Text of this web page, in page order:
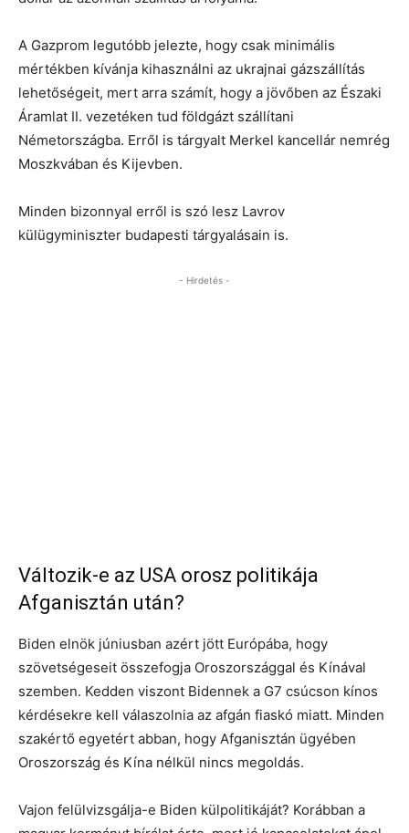
A Gazprom legutóbb jelezte, hogy csak minimális
mértékben kívánja kihasználni az ukrajnai gázszállítás
lehetőségeit, mert arra számít, hogy a jövőben az Északi
Áramlat II. vezetéken tud földgázt szállítani
Németországba. Erről is tárgyalt Merkel kancellár nemrég
Moszkvában és Kijevben.
Minden bizonnyal erről is szó lesz Lavrov
külügyminiszter budapesti tárgyalásain is.
- Hirdetés -
Változik-e az USA orosz politikája
Afganisztán után?
Biden elnök júniusban azért jött Európába, hogy
szövetségeseit összefogja Oroszországgal és Kínával
szemben. Kedden viszont Bidennek a G7 csúcson kínos
kérdésekre kell válaszolnia az afgán fiaskó miatt. Minden
szakértő egyetért abban, hogy Afganisztán ügyében
Oroszország és Kína nélkül nincs megoldás.
Vajon felülvizsgálja-e Biden külpolitikáját? Korábban a